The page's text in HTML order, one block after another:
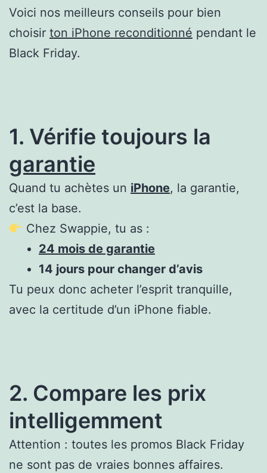
Voici nos meilleurs conseils pour bien
choisir ton iPhone reconditionné pendant le
Black Friday.
1. Vérifie toujours la
garantie
Quand tu achètes un iPhone, la garantie,
c’est la base.
Chez Swappie, tu as :
24 mois de garantie
14 jours pour changer d’avis
Tu peux donc acheter l’esprit tranquille,
avec la certitude d’un iPhone fiable.
2. Compare les prix
intelligemment
Attention : toutes les promos Black Friday
ne sont pas de vraies bonnes affaires.